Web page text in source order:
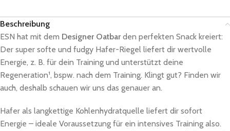
Beschreibung
ESN hat mit dem Designer Oatbarden perfekten Snack kreiert:
Der super softe und fudgy Hafer-Riegel liefert dir wertvolle
Energie, z. B. für dein Training und unterstützt deine
Regeneration¹, bspw. nach dem Training. Klingt gut? Finden wir
auch, deshalb schauen wir uns das genauer an.
Hafer als langkettige Kohlenhydratquelle liefert dir sofort
Energie – ideale Voraussetzung für ein intensives Training also.